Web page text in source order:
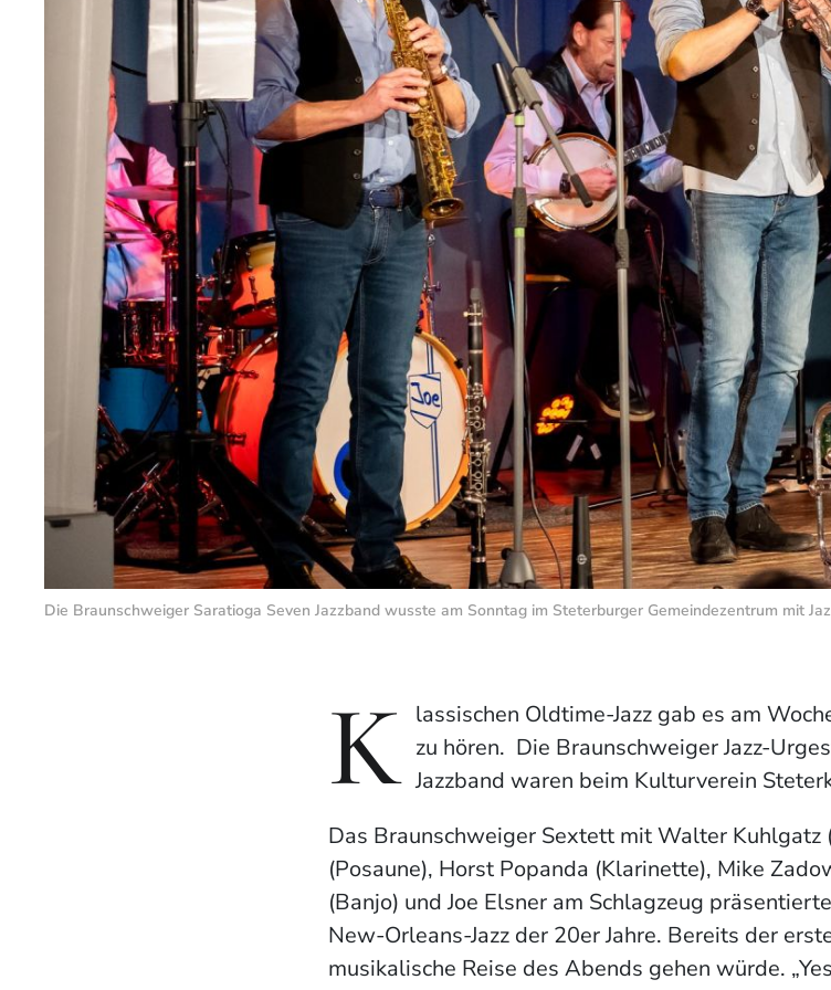
Die Braunschweiger Saratioga Seven Jazzband wusste am Sonntag im Steterburger Gemeindezentrum mit
K lassischen Oldtime-Jazz gab es am
zu hören. Die Braunschweiger Jazz-
Jazzband waren beim Kulturverein
Das Braunschweiger Sextett mit Walter Kuhlgatz
(Posaune), Horst Popanda (Klarinette), Mike
(Banjo) und Joe Elsner am Schlagzeug
New-Orleans-Jazz der 20er Jahre. Bereits der
musikalische Reise des Abends gehen würde.